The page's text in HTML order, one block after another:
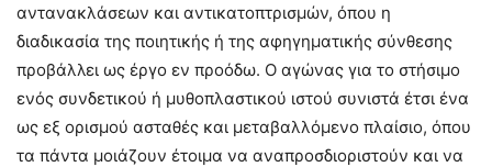
αντανακλάσεων και αντικατοπτρισμών, όπου η
διαδικασία της ποιητικής ή της αφηγηματικής σύνθεσης
προβάλλει ως έργο εν προόδω. Ο αγώνας για το στήσιμο
ενός συνδετικού ή μυθοπλαστικού ιστού συνιστά έτσι ένα
ως εξ ορισμού ασταθές και μεταβαλλόμενο πλαίσιο, όπου
τα πάντα μοιάζουν έτοιμα να αναπροσδιοριστούν και να